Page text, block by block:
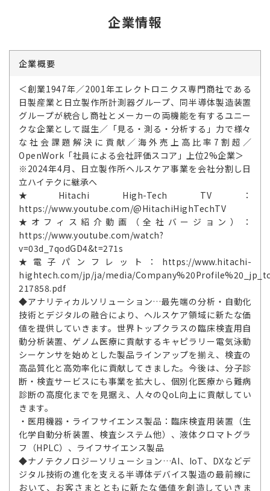
企業情報
企業概要
＜創業1947年／2001年エレクトロニクス専門商社である
日製産業と日立製作所計測器グループ、同半導体製造装置
グループが統合し商社とメーカーの両機能を有するユニー
クな企業として誕生／「見る・測る・分析する」力で様々
な社会課題解決に貢献／海外売上高比率7割超／
OpenWork「社員による会社評価スコア」上位2%企業＞
※2024年4月、日立製作所ヘルスケア事業を会社分割し日
立ハイテクに継承へ
★Hitachi High-Tech TV：
https://www.youtube.com/@HitachiHighTechTV
★オフィス紹介動画（全社バージョン）：
https://www.youtube.com/watch?
v=03d_7qodGD4&t=271s
★電子パンフレット：https://www.hitachi-
hightech.com/jp/ja/media/
217858.pdf
◆アナリティカルソリューション…最先端の分析・自動化
技術とデジタルの融合により、ヘルスケア領域に新たな価
値を提供していきます。世界トップクラスの臨床検査用自
動分析装置、ゲノム医療に貢献するキャピラリー電気泳動
シーケンサを始めとした製品ラインアップを揃え、検査の
高品質化と高効率化に貢献してきました。今後は、分子診
断・検査サービスにも事業を拡大し、個別化医療から難病
診断の高度化までを見据え、人々のQoL向上に貢献してい
きます。
・医用機器・ライフサイエンス製品：臨床検査用装置（生
化学自動分析装置、検査システム他）、液体クロマトグラ
フ（HPLC）、ライフサイエンス製品
◆ナノテクノロジーソリューション…AI、IoT、DXなどデ
ジタル技術の進化を支える半導体デバイス製造の最前線に
おいて、お客さまとともに新たな価値を創造していきま